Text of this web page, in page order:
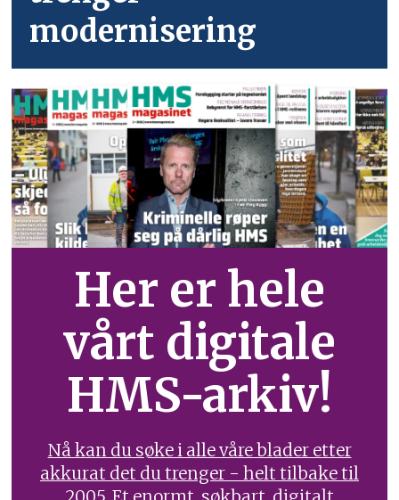
modernisering
Her er hele
vårt digitale
HMS-arkiv!
Nå kan du søke i alle våre blader etter
akkurat det du trenger - helt tilbake til